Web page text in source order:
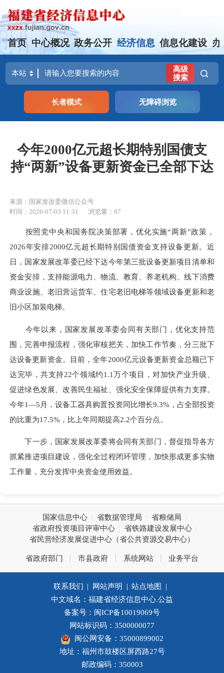
首页 中心概况 政务公开 经济信息 信息化建设 办
高级
搜索
长者模式 无障碍浏览
今年2000亿元超长期特别国债支
持“两新”设备更新资金已全部下达
来源：国家发改委微信公众号
时间：2026-07-03 11:31
浏览量：87
按照党中央和国务院决策部署，优化实施“两新”政策，
2026年安排2000亿元超长期特别国债资金支持设备更新。近
日，国家发展改革委已经下达今年第三批设备更新项目清单和
资金安排，支持能源电力、物流、教育、养老机构、线下消费
商业设施、老旧营运货车、住宅老旧电梯等领域设备更新和老
旧小区加装电梯。
今年以来，国家发展改革委会同有关部门，优化支持范
围，完善申报流程，强化审核把关，加快工作节奏，分三批下
达设备更新资金。目前，全年2000亿元设备更新资金总额已下
达完毕，共支持22个领域约1.1万个项目，对加快产业升级、
促进绿色发展、改善民生福祉、强化安全保障提供有力支撑。
今年1—5月，设备工器具购置投资同比增长9.3%，占全部投资
的比重为17.5%，比上年同期提高2.2个百分点。
下一步，国家发展改革委将会同有关部门，督促指导各方
抓紧推进项目建设，强化全过程闭环管理，加快形成更多实物
工作量，充分发挥中央资金使用效益。
国家信息中心 省数据管理局
省粮储局
省政府投资项目评审中心
省铁路建设发展中心
省民营经济发展促进中心（省公共资源交易中心）
省政府部门 市县政府 系统网站 业务平台
联系我们 | 网站声明 | 站点地图 |
中文域名：福建省经济信息中心.公益
备案号：闽ICP备10019069号
网站标识码：3500000077
闽公网安备：35000899002
地址：福州市鼓楼区屏西路27号
邮政编码：350003